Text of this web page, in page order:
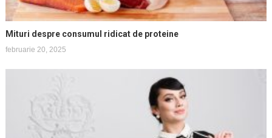
Mituri despre consumul ridicat de proteine
februarie 20, 2025